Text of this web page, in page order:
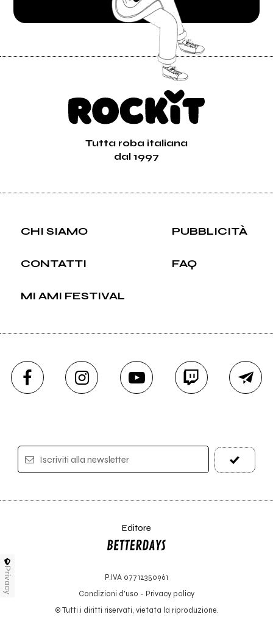
Tutta roba italiana
dal 1997
CHI SIAMO PUBBLICITÀ
CONTATTI FAQ
MI AMI FESTIVAL
Iscriviti alla newsletter
Editore
P.IVA 07712350961
Condizioni d'uso - Privacy policy
© Tutti i diritti riservati, vietata la riproduzione.
Privacy